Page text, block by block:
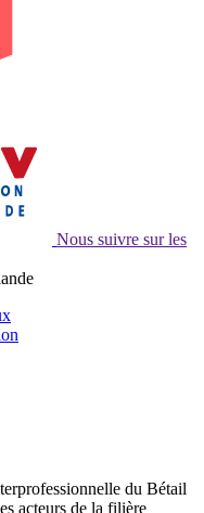
Nous suivre sur les
du Bétail
acteurs de la filière